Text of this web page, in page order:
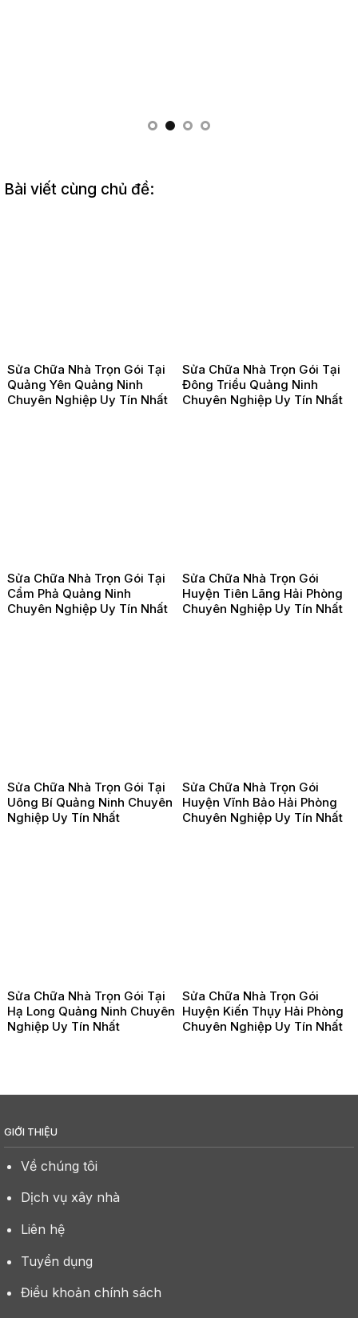
Bài viết cùng chủ đề:
Sửa Chữa Nhà Trọn Gói Tại
Quảng Yên Quảng Ninh
Chuyên Nghiệp Uy Tín Nhất
Sửa Chữa Nhà Trọn Gói Tại
Đông Triều Quảng Ninh
Chuyên Nghiệp Uy Tín Nhất
Sửa Chữa Nhà Trọn Gói Tại
Cẩm Phả Quảng Ninh
Chuyên Nghiệp Uy Tín Nhất
Sửa Chữa Nhà Trọn Gói
Huyện Tiên Lãng Hải Phòng
Chuyên Nghiệp Uy Tín Nhất
Sửa Chữa Nhà Trọn Gói Tại
Uông Bí Quảng Ninh Chuyên
Nghiệp Uy Tín Nhất
Sửa Chữa Nhà Trọn Gói
Huyện Vĩnh Bảo Hải Phòng
Chuyên Nghiệp Uy Tín Nhất
Sửa Chữa Nhà Trọn Gói Tại
Hạ Long Quảng Ninh Chuyên
Nghiệp Uy Tín Nhất
Sửa Chữa Nhà Trọn Gói
Huyện Kiến Thụy Hải Phòng
Chuyên Nghiệp Uy Tín Nhất
GIỚI THIỆU
Về chúng tôi
Dịch vụ xây nhà
Liên hệ
Tuyển dụng
Điều khoản chính sách